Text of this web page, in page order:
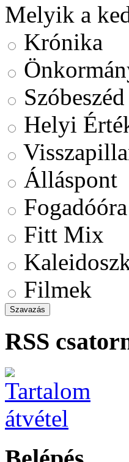
Melyik a
Krónika
Szóbeszéd
Helyi
Álláspont
Fogadóóra
Fitt Mix
Filmek
RSS